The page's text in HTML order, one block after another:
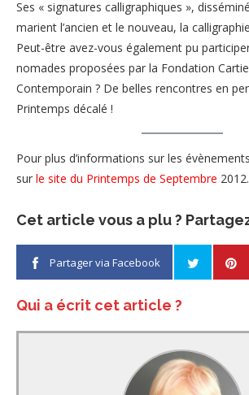
Ses « signatures calligraphiques »,
marient l’ancien et le nouveau, la
Peut-être avez-vous également pu
nomades proposées par la Fondation
Contemporain ? De belles rencontres en
Printemps décalé !
Pour plus d’informations sur les
sur le site du Printemps de Septembre 2012.
Cet article vous a plu ?
Partager via Facebook
Qui a écrit cet article ?